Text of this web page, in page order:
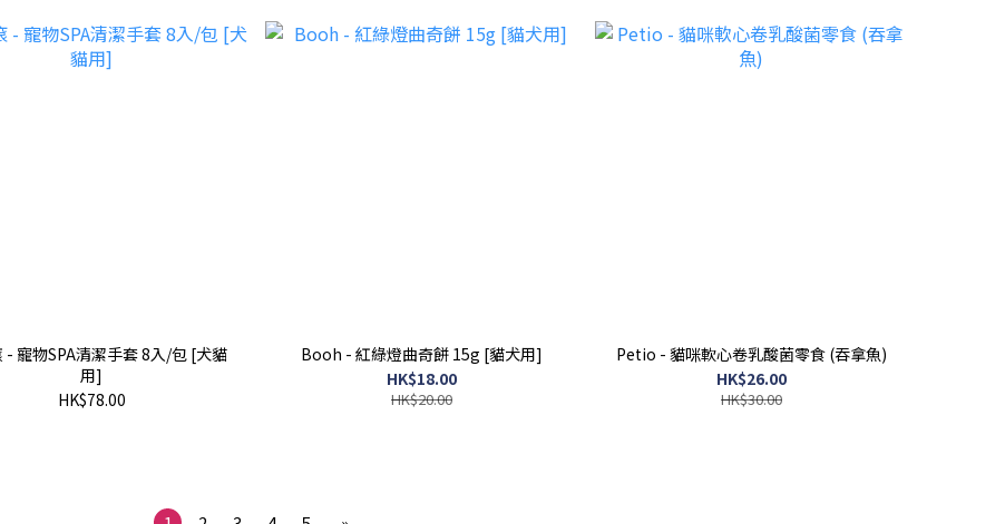
- 寵物SPA清潔手套 8入/包 [犬貓
用]
HK$78.00
Booh - 紅綠燈曲奇餅 15g [貓犬用]
HK$18.00
HK$20.00
Petio - 貓咪軟心卷乳酸菌零食 (吞拿魚)
HK$26.00
HK$30.00